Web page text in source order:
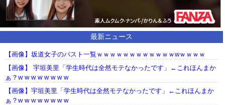
最新ニュース
【画像】坂道女子のバスト一覧ｗｗｗｗｗｗｗｗｗｗｗｗwｗｗｗｗ
【画像】 宇垣美里「学生時代は全然モテなかったです」←これほんまか
ぁ？w w w w w w w w
【画像】宇垣美里「学生時代は全然モテなかったです」←これほんまか
ぁ？w w w w w w w w